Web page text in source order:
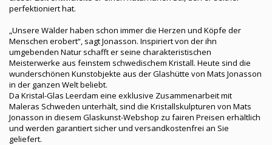
perfektioniert hat.
„Unsere Wälder haben schon immer die Herzen und Köpfe der
Menschen erobert“, sagt Jonasson. Inspiriert von der ihn
umgebenden Natur schafft er seine charakteristischen
Meisterwerke aus feinstem schwedischem Kristall. Heute sind die
wunderschönen Kunstobjekte aus der Glashütte von Mats Jonasson
in der ganzen Welt beliebt.
Da Kristal-Glas Leerdam eine exklusive Zusammenarbeit mit
Maleras Schweden unterhält, sind die Kristallskulpturen von Mats
Jonasson in diesem Glaskunst-Webshop zu fairen Preisen erhältlich
und werden garantiert sicher und versandkostenfrei an Sie
geliefert.